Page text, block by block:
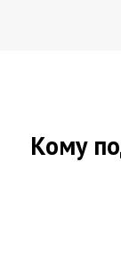
Кому